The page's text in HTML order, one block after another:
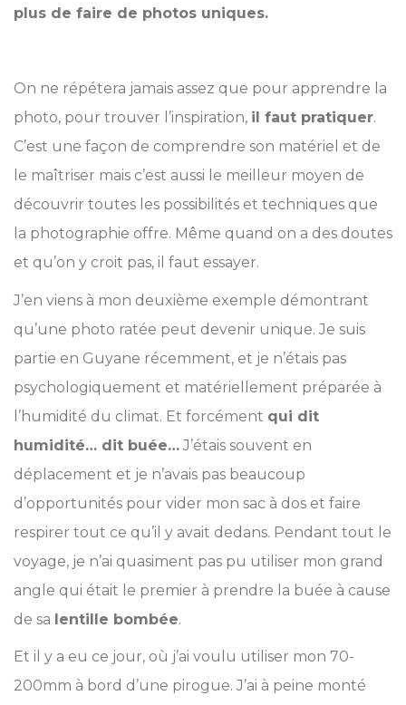
plus de faire de photos uniques.
On ne répétera jamais assez que pour apprendre la
photo, pour trouver l’inspiration, il faut pratiquer.
C’est une façon de comprendre son matériel et de
le maîtriser mais c’est aussi le meilleur moyen de
découvrir toutes les possibilités et techniques que
la photographie offre. Même quand on a des doutes
et qu’on y croit pas, il faut essayer.
J’en viens à mon deuxième exemple démontrant
qu’une photo ratée peut devenir unique. Je suis
partie en Guyane récemment, et je n’étais pas
psychologiquement et matériellement préparée à
l’humidité du climat. Et forcément qui dit
humidité… dit buée… J’étais souvent en
déplacement et je n’avais pas beaucoup
d’opportunités pour vider mon sac à dos et faire
respirer tout ce qu’il y avait dedans. Pendant tout le
voyage, je n’ai quasiment pas pu utiliser mon grand
angle qui était le premier à prendre la buée à cause
de sa lentille bombée.
Et il y a eu ce jour, où j’ai voulu utiliser mon 70-
200mm à bord d’une pirogue. J’ai à peine monté